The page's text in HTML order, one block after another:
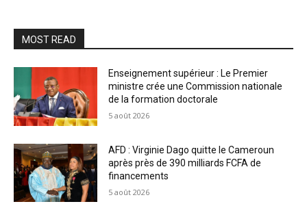
MOST READ
Enseignement supérieur : Le Premier
ministre crée une Commission nationale
de la formation doctorale
5 août 2026
AFD : Virginie Dago quitte le Cameroun
après près de 390 milliards FCFA de
financements
5 août 2026